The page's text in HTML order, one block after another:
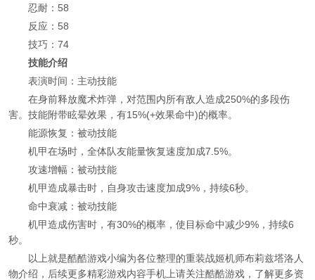
忍耐：58
反应：58
技巧：74
技能介绍
表演时间：主动技能
在身前释放魔术炸弹，对范围内所有敌人造成250%的多段伤
害。技能附带眩晕效果，有15%(+效果命中)的概率。
能源恢复：被动技能
机甲在场时，全体队友能量恢复速度加成7.5%。
攻速增幅：被动技能
机甲造成暴击时，自身攻击速度加成9%，持续6秒。
命中衰减：被动技能
机甲造成伤害时，有30%的概率，使目标命中减少9%，持续6
秒。
以上就是酷酷游戏小编为各位整理的重装战姬机师布莉兹塔洛人
物介绍，后续更多精彩游戏内容手机上请关注酷酷游戏，了解更多资